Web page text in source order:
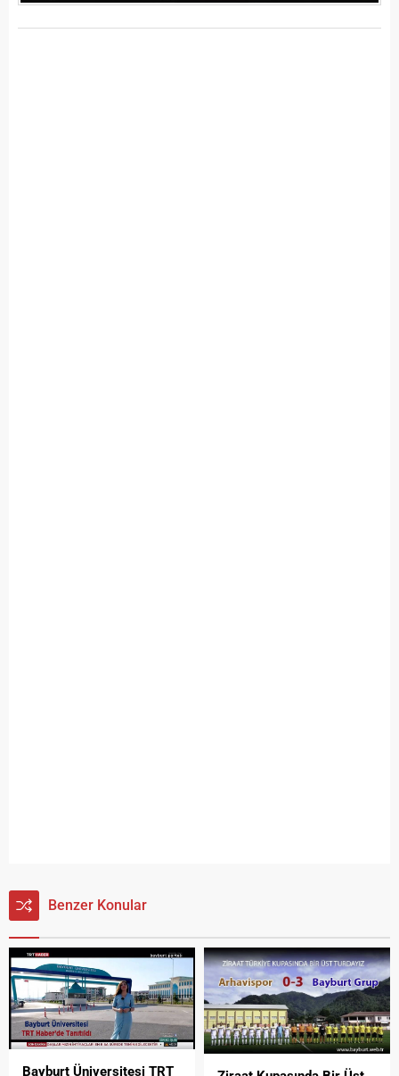
Benzer Konular
Bayburt Üniversitesi TRT